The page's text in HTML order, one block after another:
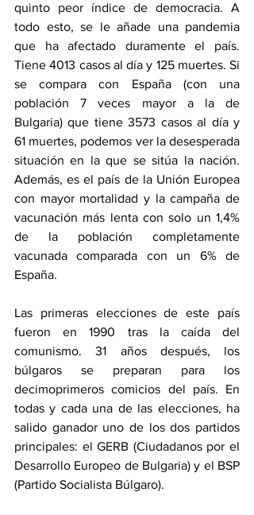
quinto peor índice de democracia. A
todo esto, se le añade una pandemia
que ha afectado duramente el país.
Tiene 4013 casos al día y 125 muertes. Si
se compara con España (con una
población 7 veces mayor a la de
Bulgaria) que tiene 3573 casos al día y
61 muertes, podemos ver la desesperada
situación en la que se sitúa la nación.
Además, es el país de la Unión Europea
con mayor mortalidad y la campaña de
vacunación más lenta con solo un 1,4%
de la población completamente
vacunada comparada con un 6% de
España.
Las primeras elecciones de este país
fueron en 1990 tras la caída del
comunismo. 31 años después, los
búlgaros se preparan para los
decimoprimeros comicios del país. En
todas y cada una de las elecciones, ha
salido ganador uno de los dos partidos
principales: el GERB (Ciudadanos por el
Desarrollo Europeo de Bulgaria) y el BSP
(Partido Socialista Búlgaro).